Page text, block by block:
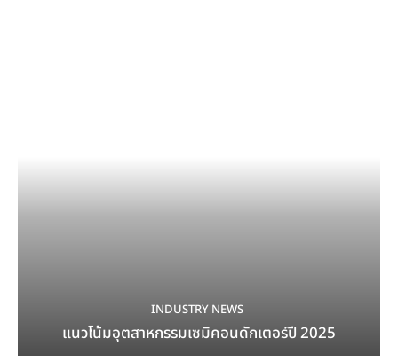
INDUSTRY NEWS
แนวโน้มอุตสาหกรรมเซมิคอนดักเตอร์ปี 2025